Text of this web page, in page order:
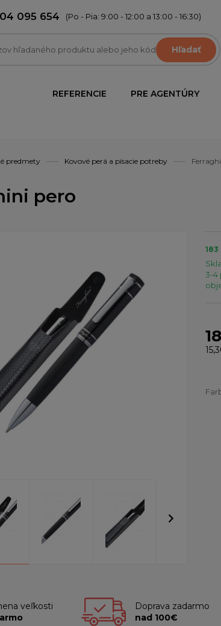
095 654 (Po - Pia: 9:00 - 12:00 a 13:00 - 16:30)
Hľadať
REFERENCIE PRE AGENTÚRY
predmety Kovové perá a písacie potreby
pero
3-4
veľkosti
Doprava zadarmo
nad 100€